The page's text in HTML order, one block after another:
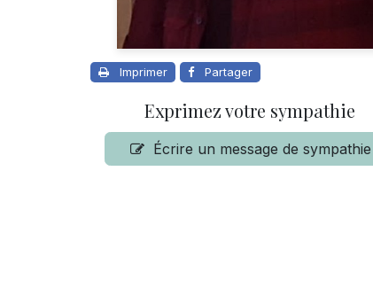
Imprimer Partager
Exprimez votre sympathie
Écrire un message de sympathie